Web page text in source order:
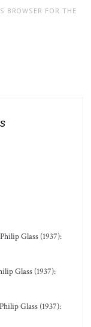
BROWSER FOR THE
Glass (1937):
Glass (1937):
Glass (1937):